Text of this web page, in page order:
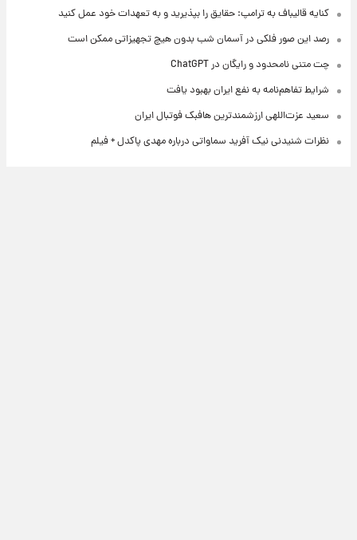
کنایه قالیباف به ترامپ: حقایق را بپذیرید و به تعهدات خود عمل کنید
رصد این صور فلکی در آسمان شب بدون هیچ تجهیزاتی ممکن است
چت متنی نامحدود و رایگان در ChatGPT
شرایط تفاهم‌نامه به نفع ایران بهبود یافت
سعید عزت‌اللهی ارزشمندترین هافبک فوتبال ایران
نظرات شنیدنی نیک آفرید سماواتی درباره مهدی پاکدل + فیلم